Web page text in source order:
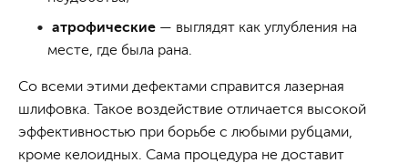
атрофические — выглядят как углубления на
месте, где была рана.
Со всеми этими дефектами справится лазерная
шлифовка. Такое воздействие отличается высокой
эффективностью при борьбе с любыми рубцами,
кроме келоидных. Сама процедура не доставит